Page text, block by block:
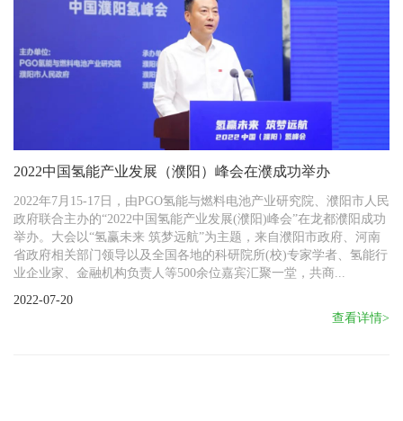
​2022中国氢能产业发展（濮阳）峰会在濮成功举办
​2022年7月15-17日，由PGO氢能与燃料电池产业研究院、濮阳市人民
政府联合主办的“2022中国氢能产业发展(濮阳)峰会”在龙都濮阳成功
举办。大会以“氢赢未来 筑梦远航”为主题，来自濮阳市政府、河南
省政府相关部门领导以及全国各地的科研院所(校)专家学者、氢能行
业企业家、金融机构负责人等500余位嘉宾汇聚一堂，共商...
2022-07-20
查看详情>